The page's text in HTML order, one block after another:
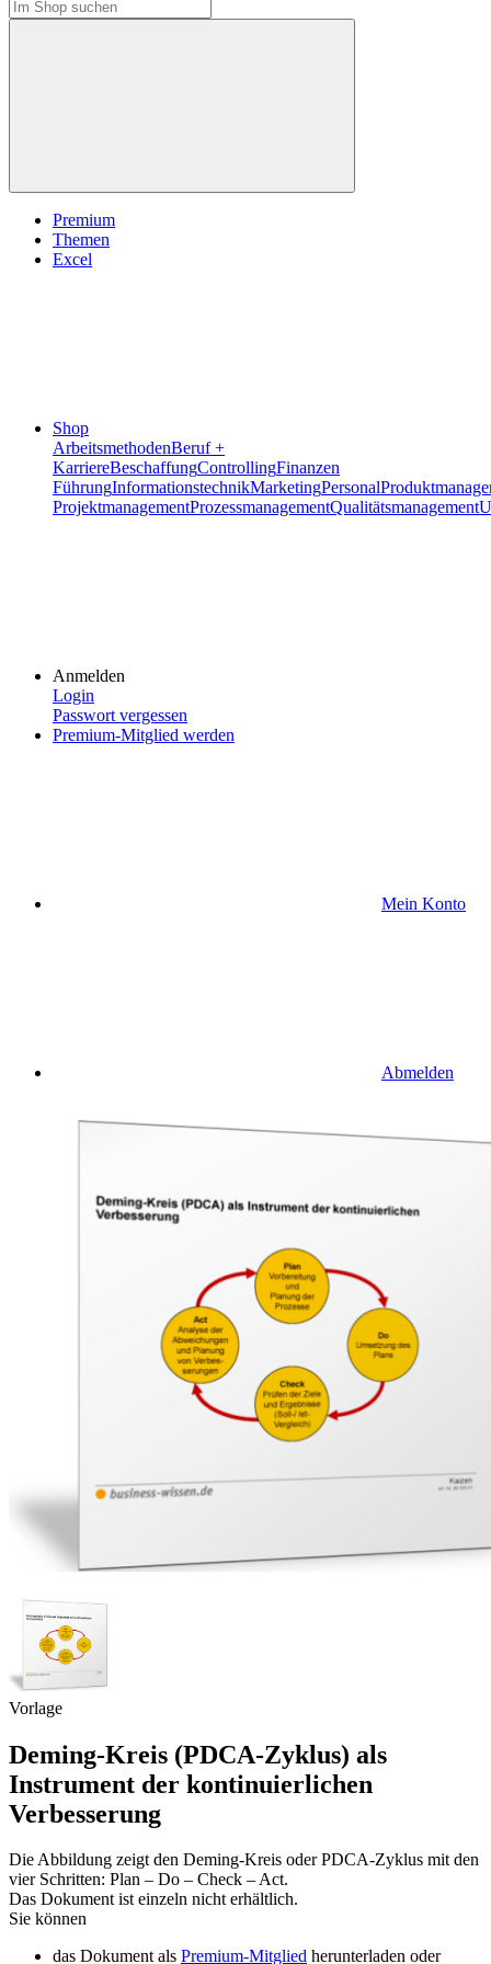
Premium
Themen
Excel
Shop
ArbeitsmethodenBeruf +
KarriereBeschaffungControllingFinanzen
FührungInformationstechnikMarketingPersonal
ProjektmanagementProzessmanagementQualitätsmanagement
Anmelden
Login
Passwort vergessen
Premium-Mitglied werden
Mein Konto
Abmelden
Vorlage
Deming-Kreis (PDCA-Zyklus) als
Instrument der kontinuierlichen
Verbesserung
Die Abbildung zeigt den Deming-Kreis oder PDCA-Zyklus mit den
vier Schritten: Plan – Do – Check – Act.
Das Dokument ist einzeln nicht erhältlich.
Sie können
das Dokument als Premium-Mitglied herunterladen oder